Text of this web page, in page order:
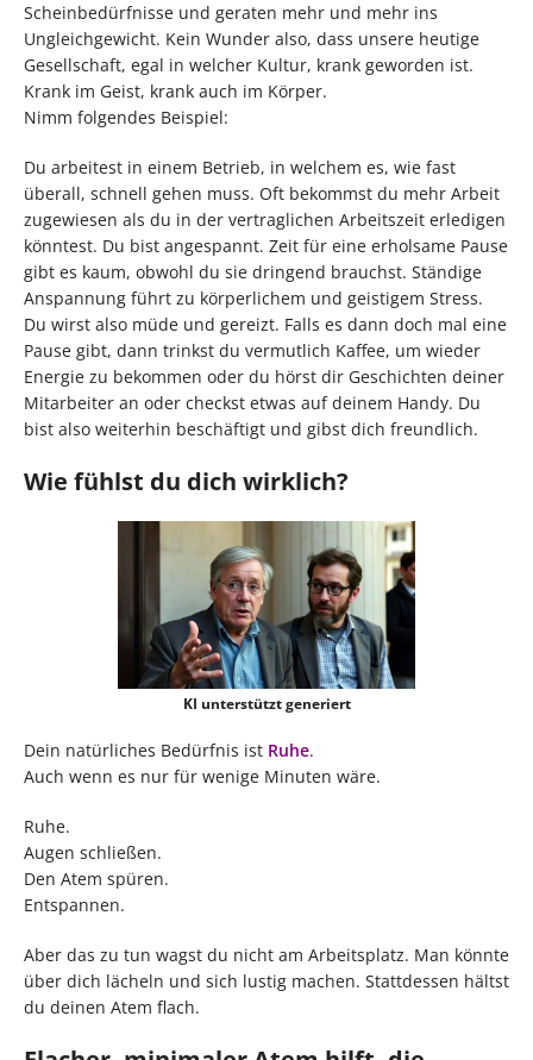
Scheinbedürfnisse und geraten mehr und mehr ins
Ungleichgewicht. Kein Wunder also, dass unsere heutige
Gesellschaft, egal in welcher Kultur, krank geworden ist.
Krank im Geist, krank auch im Körper.
Nimm folgendes Beispiel:
Du arbeitest in einem Betrieb, in welchem es, wie fast
überall, schnell gehen muss. Oft bekommst du mehr Arbeit
zugewiesen als du in der vertraglichen Arbeitszeit erledigen
könntest. Du bist angespannt. Zeit für eine erholsame Pause
gibt es kaum, obwohl du sie dringend brauchst. Ständige
Anspannung führt zu körperlichem und geistigem Stress.
Du wirst also müde und gereizt. Falls es dann doch mal eine
Pause gibt, dann trinkst du vermutlich Kaffee, um wieder
Energie zu bekommen oder du hörst dir Geschichten deiner
Mitarbeiter an oder checkst etwas auf deinem Handy. Du
bist also weiterhin beschäftigt und gibst dich freundlich.
Wie fühlst du dich wirklich?
KI unterstützt generiert
Dein natürliches Bedürfnis ist Ruhe.
Auch wenn es nur für wenige Minuten wäre.
Ruhe.
Augen schließen.
Den Atem spüren.
Entspannen.
Aber das zu tun wagst du nicht am Arbeitsplatz. Man könnte
über dich lächeln und sich lustig machen. Stattdessen hältst
du deinen Atem flach.